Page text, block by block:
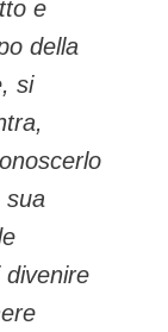
e
della
si
sua
divenire